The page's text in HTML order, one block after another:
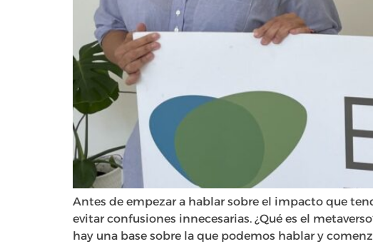
Antes de empezar a hablar sobre el impacto que
evitar confusiones innecesarias. ¿Qué es el
hay una base sobre la que podemos hablar y